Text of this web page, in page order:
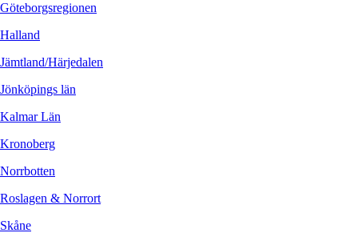
Göteborgsregionen
Halland
Jämtland/Härjedalen
Jönköpings län
Kalmar Län
Kronoberg
Norrbotten
Roslagen & Norrort
Skåne